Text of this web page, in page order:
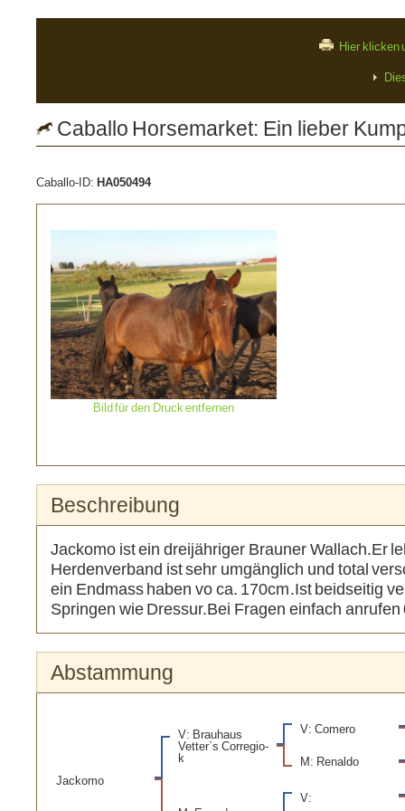
Hier klicken
Caballo Horsemarket: Ein lieber
Caballo-ID: HA050494
Bild für den Druck entfernen
Beschreibung
Jackomo ist ein dreijähriger Brauner Wallach.Er
Herdenverband ist sehr umgänglich und total
ein Endmass haben vo ca. 170cm.Ist beidseitig
Springen wie Dressur.Bei Fragen einfach
Abstammung
Jackomo
V: Brauhaus
Vetter`s Corregio-
k
V: Comero
M: Renaldo
V: